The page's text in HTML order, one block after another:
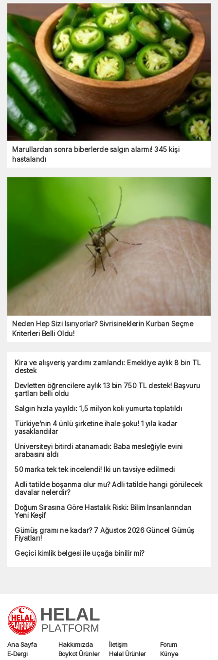
Marullardan sonra biberlerde salgın alarmı! 345 kişi
hastalandı
Neden Hep Sizi Isırıyorlar? Sivrisineklerin Kurban Seçme
Kriterleri Belli Oldu!
Kira ve alışveriş yardımı zamlandı: Emekliye aylık 8 bin TL
destek
Devletten öğrencilere aylık 13 bin 750 TL destek! Başvuru
şartları belli oldu
Salgın hızla yayıldı: 1,5 milyon koli yumurta toplatıldı
Türkiye’nin 4 ünlü şirketine ihale şoku! 1 yıla kadar
yasaklandılar
Üniversiteyi bitirdi atanamadı: Baba mesleğiyle evini
arabasını aldı
50 marka tek tek incelendi! İki un tavsiye edilmedi
Adli tatilde boşanma olur mu? Adli tatilde hangi görülecek
davalar nelerdir?
Doğum Sırasına Göre Hastalık Riski: Bilim İnsanlarından
Yeni Keşif
Gümüş gramı ne kadar? 7 Ağustos 2026 Güncel Gümüş
Fiyatları!
Geçici kimlik belgesi ile uçağa binilir mi?
Ana Sayfa Hakkımızda İletişim
Forum
E-Dergi
Boykot Ürünler Helal Ürünler Künye